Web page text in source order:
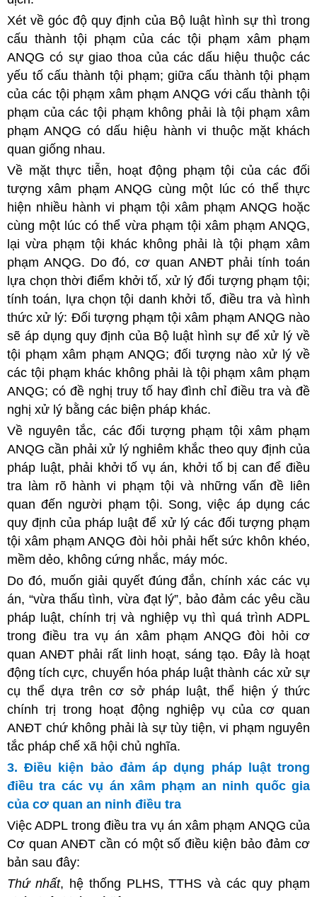
Xét về góc độ quy định của Bộ luật hình sự thì trong
cấu thành tội phạm của các tội phạm xâm phạm
ANQG có sự giao thoa của các dấu hiệu thuộc các
yếu tố cấu thành tội phạm; giữa cấu thành tội phạm
của các tội phạm xâm phạm ANQG với cấu thành tội
phạm của các tội phạm không phải là tội phạm xâm
phạm ANQG có dấu hiệu hành vi thuộc mặt khách
quan giống nhau.
Về mặt thực tiễn, hoạt động phạm tội của các đối
tượng xâm phạm ANQG cùng một lúc có thể thực
hiện nhiều hành vi phạm tội xâm phạm ANQG hoặc
cùng một lúc có thể vừa phạm tội xâm phạm ANQG,
lại vừa phạm tội khác không phải là tội phạm xâm
phạm ANQG. Do đó, cơ quan ANĐT phải tính toán
lựa chọn thời điểm khởi tố, xử lý đối tượng phạm tội;
tính toán, lựa chọn tội danh khởi tố, điều tra và hình
thức xử lý: Đối tượng phạm tội xâm phạm ANQG nào
sẽ áp dụng quy định của Bộ luật hình sự để xử lý về
tội phạm xâm phạm ANQG; đối tượng nào xử lý về
các tội phạm khác không phải là tội phạm xâm phạm
ANQG; có đề nghị truy tố hay đình chỉ điều tra và đề
nghị xử lý bằng các biện pháp khác.
Về nguyên tắc, các đối tượng phạm tội xâm phạm
ANQG cần phải xử lý nghiêm khắc theo quy định của
pháp luật, phải khởi tố vụ án, khởi tố bị can để điều
tra làm rõ hành vi phạm tội và những vấn đề liên
quan đến người phạm tội. Song, việc áp dụng các
quy định của pháp luật để xử lý các đối tượng phạm
tội xâm phạm ANQG đòi hỏi phải hết sức khôn khéo,
mềm dẻo, không cứng nhắc, máy móc.
Do đó, muốn giải quyết đúng đắn, chính xác các vụ
án, “vừa thấu tình, vừa đạt lý”, bảo đảm các yêu cầu
pháp luật, chính trị và nghiệp vụ thì quá trình ADPL
trong điều tra vụ án xâm phạm ANQG đòi hỏi cơ
quan ANĐT phải rất linh hoạt, sáng tạo. Đây là hoạt
động tích cực, chuyển hóa pháp luật thành các xử sự
cụ thể dựa trên cơ sở pháp luật, thể hiện ý thức
chính trị trong hoạt động nghiệp vụ của cơ quan
ANĐT chứ không phải là sự tùy tiện, vi phạm nguyên
tắc pháp chế xã hội chủ nghĩa.
3. Điều kiện bảo đảm áp dụng pháp luật trong
điều tra các vụ án xâm phạm an ninh quốc gia
của cơ quan an ninh điều tra
Việc ADPL trong điều tra vụ án xâm phạm ANQG của
Cơ quan ANĐT cần có một số điều kiện bảo đảm cơ
bản sau đây:
Thứ nhất, hệ thống PLHS, TTHS và các quy phạm